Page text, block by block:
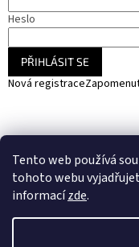
Tento web používá
tohoto webu
informacízde.
Heslo
PŘIHLÁSIT SE
Nová registrace
SOLARCZ.cz -